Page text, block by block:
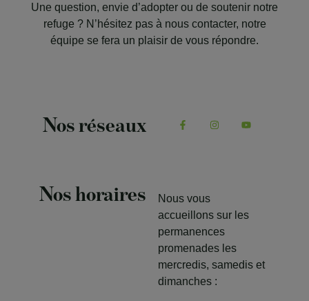
Une question, envie d’adopter ou de soutenir notre
refuge ? N’hésitez pas à nous contacter, notre
équipe se fera un plaisir de vous répondre.
Nos réseaux
Nos horaires
Nous vous
accueillons sur les
permanences
promenades les
mercredis, samedis et
dimanches :